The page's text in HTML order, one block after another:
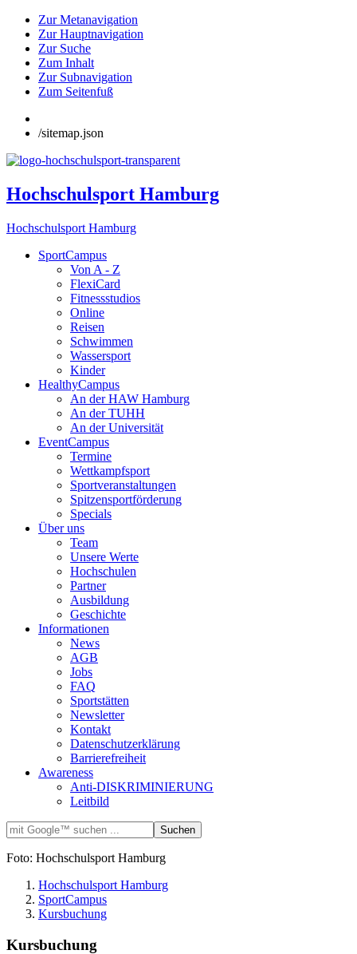
Zur Metanavigation
Zur Hauptnavigation
Zur Suche
Zum Inhalt
Zur Subnavigation
Zum Seitenfuß
/sitemap.json
Hochschulsport Hamburg
Hochschulsport Hamburg
SportCampus
Von A - Z
FlexiCard
Fitnessstudios
Online
Reisen
Schwimmen
Wassersport
Kinder
HealthyCampus
An der HAW Hamburg
An der TUHH
An der Universität
EventCampus
Termine
Wettkampfsport
Sportveranstaltungen
Spitzensportförderung
Specials
Über uns
Team
Unsere Werte
Hochschulen
Partner
Ausbildung
Geschichte
Informationen
News
AGB
Jobs
FAQ
Sportstätten
Newsletter
Kontakt
Datenschutzerklärung
Barrierefreiheit
Awareness
Anti-DISKRIMINIERUNG
Leitbild
Foto: Hochschulsport Hamburg
Hochschulsport Hamburg
SportCampus
Kursbuchung
Kursbuchung